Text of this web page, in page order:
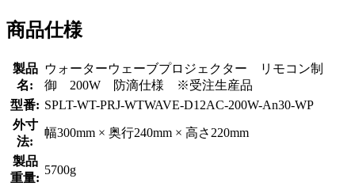
商品仕様
製品
名:
ウォーターウェーブプロジェクター リモコン制
御 200W 防滴仕様 ※受注生産品
型番: SPLT-WT-PRJ-WTWAVE-D12AC-200W-An30-WP
外寸
法:
幅300mm × 奥行240mm × 高さ220mm
製品
重量:
5700g